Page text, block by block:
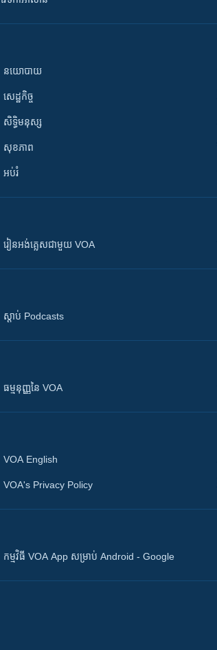
នយោបាយ
សេដ្ឋកិច្ច
សិទ្ធិមនុស្ស
សុខភាព
អប់រំ
រៀន​​​​​​អង់គ្លេស​​ជាមួយ VOA
ស្តាប់ Podcasts
ធម្មនុញ្ញ​នៃ VOA
VOA English
VOA's Privacy Policy
កម្មវិធី​ VOA App សម្រាប់ Android - Google